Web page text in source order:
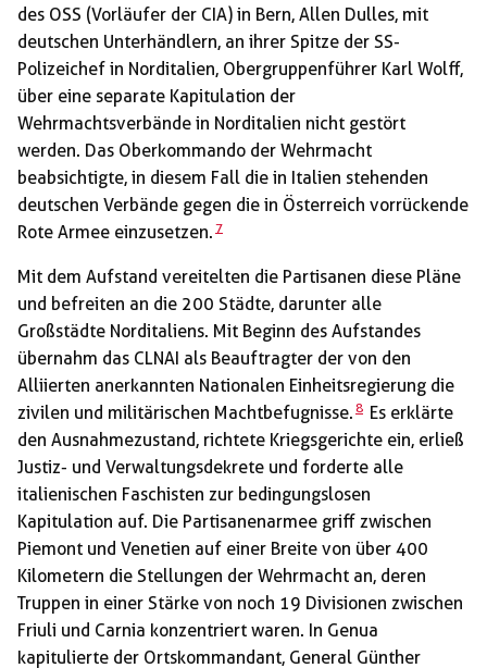
des OSS (Vorläufer der CIA) in Bern, Allen Dulles, mit
deutschen Unterhändlern, an ihrer Spitze der SS-
Polizeichef in Norditalien, Obergruppenführer Karl Wolff,
über eine separate Kapitulation der
Wehrmachtsverbände in Norditalien nicht gestört
werden. Das Oberkommando der Wehrmacht
beabsichtigte, in diesem Fall die in Italien stehenden
deutschen Verbände gegen die in Österreich vorrückende
Rote Armee einzusetzen. 7
Mit dem Aufstand vereitelten die Partisanen diese Pläne
und befreiten an die 200 Städte, darunter alle
Großstädte Norditaliens. Mit Beginn des Aufstandes
übernahm das CLNAI als Beauftragter der von den
Alliierten anerkannten Nationalen Einheitsregierung die
zivilen und militärischen Machtbefugnisse. 8 Es erklärte
den Ausnahmezustand, richtete Kriegsgerichte ein, erließ
Justiz- und Verwaltungsdekrete und forderte alle
italienischen Faschisten zur bedingungslosen
Kapitulation auf. Die Partisanenarmee griff zwischen
Piemont und Venetien auf einer Breite von über 400
Kilometern die Stellungen der Wehrmacht an, deren
Truppen in einer Stärke von noch 19 Divisionen zwischen
Friuli und Carnia konzentriert waren. In Genua
kapitulierte der Ortskommandant, General Günther